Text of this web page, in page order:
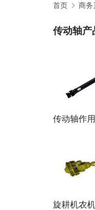
首页 商务
传动轴产
传动轴作用
旋耕机农